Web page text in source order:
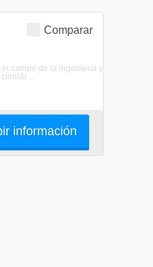
Comparar
campo de la ingeniería y
...
información